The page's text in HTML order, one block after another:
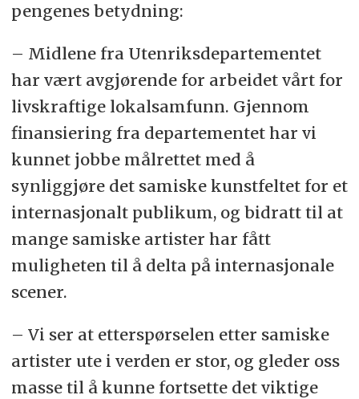
pengenes betydning:
– Midlene fra Utenriksdepartementet
har vært avgjørende for arbeidet vårt for
livskraftige lokalsamfunn. Gjennom
finansiering fra departementet har vi
kunnet jobbe målrettet med å
synliggjøre det samiske kunstfeltet for et
internasjonalt publikum, og bidratt til at
mange samiske artister har fått
muligheten til å delta på internasjonale
scener.
– Vi ser at etterspørselen etter samiske
artister ute i verden er stor, og gleder oss
masse til å kunne fortsette det viktige